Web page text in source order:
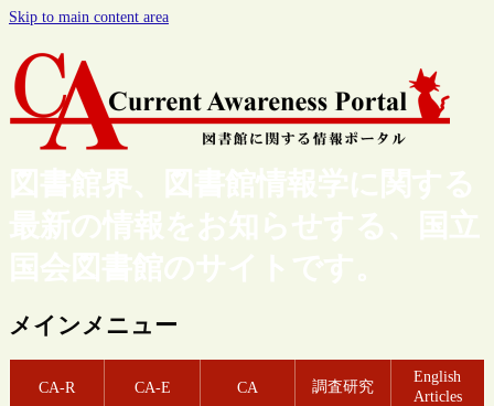
Skip to main content area
図書館界、図書館情報学に関する
最新の情報をお知らせする、国立
国会図書館のサイトです。
メインメニュー
CA-R CA-E CA 調査研究
English
Articles